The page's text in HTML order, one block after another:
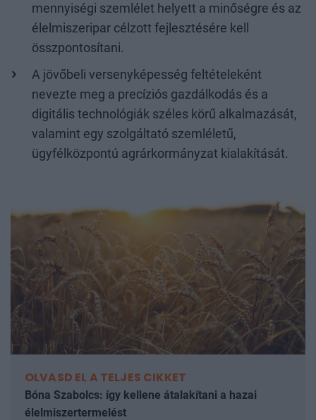
mennyiségi szemlélet helyett a minőségre és az
élelmiszeripar célzott fejlesztésére kell
összpontosítani.
A jövőbeli versenyképesség feltételeként
nevezte meg a precíziós gazdálkodás és a
digitális technológiák széles körű alkalmazását,
valamint egy szolgáltató szemléletű,
ügyfélközpontú agrárkormányzat kialakítását.
OLVASD EL A TELJES CIKKET
Bóna Szabolcs: így kellene átalakítani a hazai
élelmiszertermelést